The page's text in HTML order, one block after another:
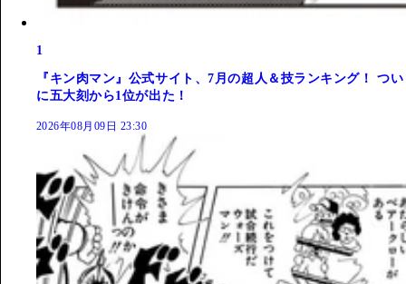
1
『キン肉マン』公式サイト、7月の超人＆技ランキング！ つい
に五大刻から1位が出た！
2026年08月09日 23:30